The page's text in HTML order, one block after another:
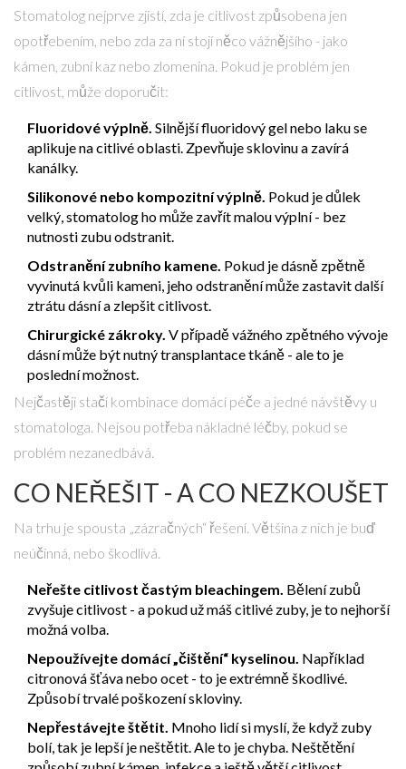
Stomatolog nejprve zjistí, zda je citlivost způsobena jen
opotřebením, nebo zda za ní stojí něco vážnějšího - jako
kámen, zubní kaz nebo zlomenina. Pokud je problém jen
citlivost, může doporučit:
Fluoridové výplně. Silnější fluoridový gel nebo laku se
aplikuje na citlivé oblasti. Zpevňuje sklovinu a zavírá
kanálky.
Silikonové nebo kompozitní výplně. Pokud je důlek
velký, stomatolog ho může zavřít malou výplní - bez
nutnosti zubu odstranit.
Odstranění zubního kamene. Pokud je dásně zpětně
vyvinutá kvůli kameni, jeho odstranění může zastavit další
ztrátu dásní a zlepšit citlivost.
Chirurgické zákroky. V případě vážného zpětného vývoje
dásní může být nutný transplantace tkáně - ale to je
poslední možnost.
Nejčastěji stačí kombinace domácí péče a jedné návštěvy u
stomatologa. Nejsou potřeba nákladné léčby, pokud se
problém nezanedbává.
CO NEŘEŠIT - A CO NEZKOUŠET
Na trhu je spousta „zázračných“ řešení. Většina z nich je buď
neúčinná, nebo škodlivá.
Neřešte citlivost častým bleachingem. Bělení zubů
zvyšuje citlivost - a pokud už máš citlivé zuby, je to nejhorší
možná volba.
Nepoužívejte domácí „čištění“ kyselinou. Například
citronová šťáva nebo ocet - to je extrémně škodlivé.
Způsobí trvalé poškození skloviny.
Nepřestávejte štětit. Mnoho lidí si myslí, že když zuby
bolí, tak je lepší je neštětit. Ale to je chyba. Neštětění